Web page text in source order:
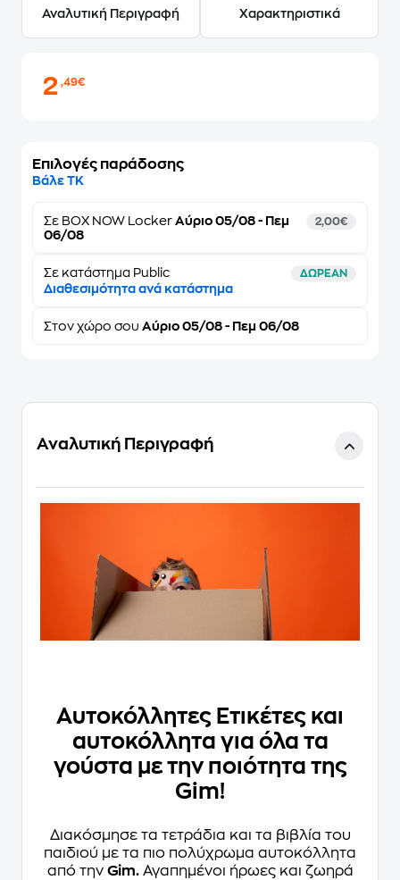
Αναλυτική Περιγραφή Χαρακτηριστικά
2,49€
Επιλογές παράδοσης
Βάλε ΤΚ
Σε BOX NOW Locker Αύριο 05/08 - Πεμ
06/08
2,00€
Σε κατάστημα Public ΔΩΡΕΑΝ
Διαθεσιμότητα ανά κατάστημα
Στον χώρο σου Αύριο 05/08 - Πεμ 06/08
Αναλυτική Περιγραφή
Αυτοκόλλητες Ετικέτες και
αυτοκόλλητα για όλα τα
γούστα με την ποιότητα της
Gim!
Διακόσμησε τα τετράδια και τα βιβλία του
παιδιού με τα πιο πολύχρωμα αυτοκόλλητα
από την Gim.Αγαπημένοι ήρωες και ζωηρά